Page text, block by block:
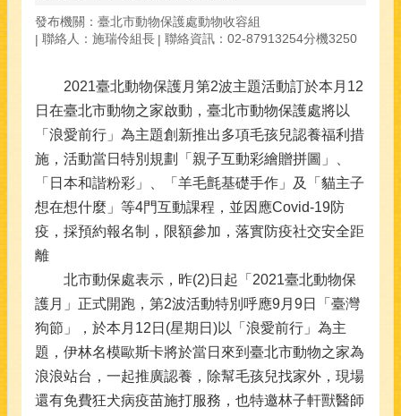
發布機關：臺北市動物保護處動物收容組
聯絡人：施瑞伶組長
聯絡資訊：02-87913254分機3250
2021臺北動物保護月第2波主題活動訂於本月12
日在臺北市動物之家啟動，臺北市動物保護處將以
「浪愛前行」為主題創新推出多項毛孩兒認養福利措
施，活動當日特別規劃「親子互動彩繪贈拼圖」、
「日本和諧粉彩」、「羊毛氈基礎手作」及「貓主子
想在想什麼」等4門互動課程，並因應Covid-19防
疫，採預約報名制，限額參加，落實防疫社交安全距
離
北市動保處表示，昨(2)日起「2021臺北動物保
護月」正式開跑，第2波活動特別呼應9月9日「臺灣
狗節」，於本月12日(星期日)以「浪愛前行」為主
題，伊林名模歐斯卡將於當日來到臺北市動物之家為
浪浪站台，一起推廣認養，除幫毛孩兒找家外，現場
還有免費狂犬病疫苗施打服務，也特邀林子軒獸醫師